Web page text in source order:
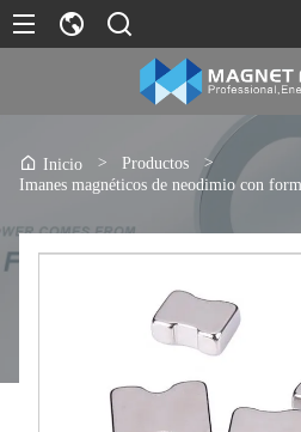
Inicio > Productos
>
Imanes magnéticos de neodimio con